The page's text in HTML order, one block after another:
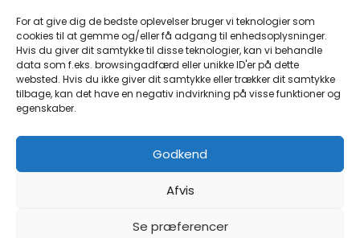
For at give dig de bedste oplevelser bruger vi teknologier som
cookies til at gemme og/eller få adgang til enhedsoplysninger.
Hvis du giver dit samtykke til disse teknologier, kan vi behandle
data som f.eks. browsingadfærd eller unikke ID'er på dette
websted. Hvis du ikke giver dit samtykke eller trækker dit samtykke
tilbage, kan det have en negativ indvirkning på visse funktioner og
egenskaber.
Godkend
Afvis
Se præferencer
Klik for at acceptere markedsføring
cookies og aktivere dette indhold